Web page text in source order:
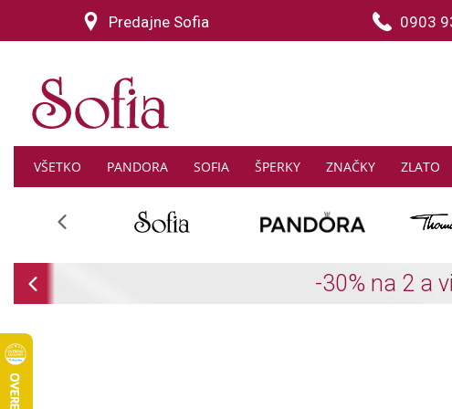
Predajne Sofia 0903
VŠETKO PANDORA SOFIA ŠPERKY ZNAČKY ZLATO